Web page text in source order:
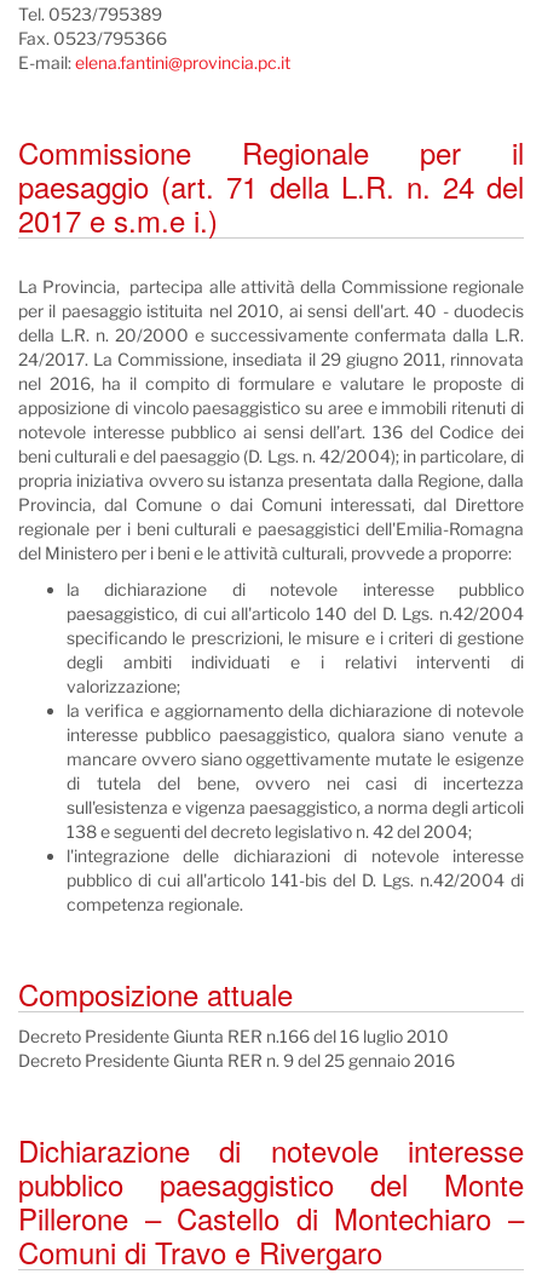
Tel. 0523/795389
Fax. 0523/795366
E-mail:elena.fantini@provincia.pc.it
Commissione Regionale per il
paesaggio (art. 71 della L.R. n. 24 del
2017 e s.m.e i.)
La Provincia, partecipa alle attività della Commissione regionale
per il paesaggio istituita nel 2010, ai sensi dell'art. 40 - duodecis
della L.R. n. 20/2000 e successivamente confermata dalla L.R.
24/2017. La Commissione, insediata il 29 giugno 2011, rinnovata
nel 2016, ha il compito di formulare e valutare le proposte di
apposizione di vincolo paesaggistico su aree e immobili ritenuti di
notevole interesse pubblico ai sensi dell’art. 136 del Codice dei
beni culturali e del paesaggio (D. Lgs. n. 42/2004); in particolare, di
propria iniziativa ovvero su istanza presentata dalla Regione, dalla
Provincia, dal Comune o dai Comuni interessati, dal Direttore
regionale per i beni culturali e paesaggistici dell'Emilia-Romagna
del Ministero per i beni e le attività culturali, provvede a proporre:
la dichiarazione di notevole interesse pubblico
paesaggistico, di cui all'articolo 140 del D. Lgs. n.42/2004
specificando le prescrizioni, le misure e i criteri di gestione
degli ambiti individuati e i relativi interventi di
valorizzazione;
la verifica e aggiornamento della dichiarazione di notevole
interesse pubblico paesaggistico, qualora siano venute a
mancare ovvero siano oggettivamente mutate le esigenze
di tutela del bene, ovvero nei casi di incertezza
sull'esistenza e vigenza paesaggistico, a norma degli articoli
138 e seguenti del decreto legislativo n. 42 del 2004;
l'integrazione delle dichiarazioni di notevole interesse
pubblico di cui all'articolo 141-bis del D. Lgs. n.42/2004 di
competenza regionale.
Composizione attuale
Decreto Presidente Giunta RER n.166 del 16 luglio 2010
Decreto Presidente Giunta RER n. 9 del 25 gennaio 2016
Dichiarazione di notevole interesse
pubblico paesaggistico del Monte
Pillerone – Castello di Montechiaro –
Comuni di Travo e Rivergaro